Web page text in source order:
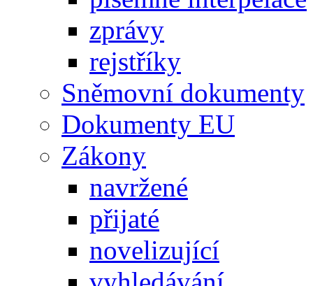
zprávy
rejstříky
Sněmovní dokumenty
Dokumenty EU
Zákony
navržené
přijaté
novelizující